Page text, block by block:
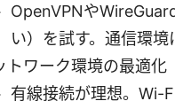
OpenVPNや
い）を試す。通信環境
トワーク環境の最適化
有線接続が理想。Wi-